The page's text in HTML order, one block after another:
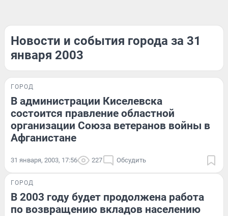
Новости и события города за 31
января 2003
ГОРОД
В администрации Киселевска
состоится правление областной
организации Союза ветеранов войны в
Афганистане
31 января, 2003, 17:56 227 Обсудить
ГОРОД
В 2003 году будет продолжена работа
по возвращению вкладов населению